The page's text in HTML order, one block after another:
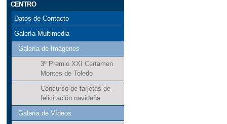
CENTRO
Datos de Contacto
Galería Multimedia
Galería de Imágenes
3º Premio XXI Certamen
Montes de Toledo
Concurso de tarjetas de
felicitación navideña
Galería de Vídeos